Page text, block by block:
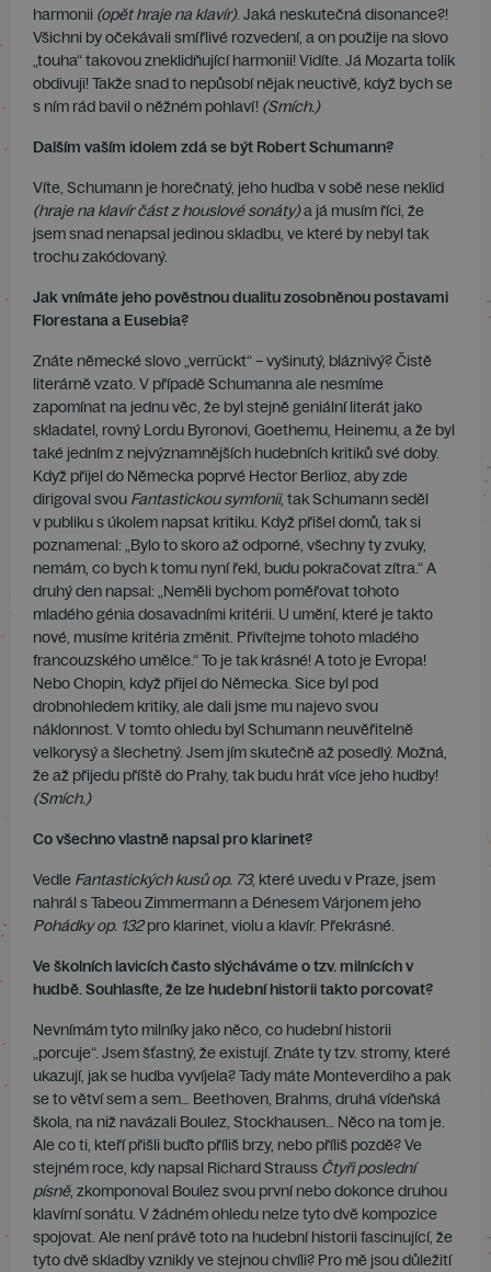
harmonii (opět hraje na klavír). Jaká neskutečná disonance?!
Všichni by očekávali smířlivé rozvedení, a on použije na slovo
„touha“ takovou zneklidňující harmonii! Vidíte. Já Mozarta tolik
obdivuji! Takže snad to nepůsobí nějak neuctivě, když bych se
s ním rád bavil o něžném pohlaví! (Smích.)
Dalším vaším idolem zdá se být Robert Schumann?
Víte, Schumann je horečnatý, jeho hudba v sobě nese neklid
(hraje na klavír část z houslové sonáty)a já musím říci, že
jsem snad nenapsal jedinou skladbu, ve které by nebyl tak
trochu zakódovaný.
Jak vnímáte jeho pověstnou dualitu zosobněnou postavami
Florestana a Eusebia?
Znáte německé slovo „verrückt“ – vyšinutý, bláznivý? Čistě
literárně vzato. V případě Schumanna ale nesmíme
zapomínat na jednu věc, že byl stejně geniální literát jako
skladatel, rovný Lordu Byronovi, Goethemu, Heinemu, a že byl
také jedním z nejvýznamnějších hudebních kritiků své doby.
Když přijel do Německa poprvé Hector Berlioz, aby zde
dirigoval svou Fantastickou symfonii, tak Schumann seděl
v publiku s úkolem napsat kritiku. Když přišel domů, tak si
poznamenal: „Bylo to skoro až odporné, všechny ty zvuky,
nemám, co bych k tomu nyní řekl, budu pokračovat zítra.“ A
druhý den napsal: „Neměli bychom poměřovat tohoto
mladého génia dosavadními kritérii. U umění, které je takto
nové, musíme kritéria změnit. Přivítejme tohoto mladého
francouzského umělce.“ To je tak krásné! A toto je Evropa!
Nebo Chopin, když přijel do Německa. Sice byl pod
drobnohledem kritiky, ale dali jsme mu najevo svou
náklonnost. V tomto ohledu byl Schumann neuvěřitelně
velkorysý a šlechetný. Jsem jím skutečně až posedlý. Možná,
že až přijedu příště do Prahy, tak budu hrát více jeho hudby!
(Smích.)
Co všechno vlastně napsal pro klarinet?
Vedle Fantastických kusů op. 73, které uvedu v Praze, jsem
nahrál s Tabeou Zimmermann a Dénesem Várjonem jeho
Pohádky op. 132pro klarinet, violu a klavír. Překrásné.
Ve školních lavicích často slýcháváme o tzv. milnících v
hudbě. Souhlasíte, že lze hudební historii takto porcovat?
Nevnímám tyto milníky jako něco, co hudební historii
„porcuje“. Jsem šťastný, že existují. Znáte ty tzv. stromy, které
ukazují, jak se hudba vyvíjela? Tady máte Monteverdiho a pak
se to větví sem a sem… Beethoven, Brahms, druhá vídeňská
škola, na niž navázali Boulez, Stockhausen… Něco na tom je.
Ale co ti, kteří přišli buďto příliš brzy, nebo příliš pozdě? Ve
stejném roce, kdy napsal Richard Strauss Čtyři poslední
písně, zkomponoval Boulez svou první nebo dokonce druhou
klavírní sonátu. V žádném ohledu nelze tyto dvě kompozice
spojovat. Ale není právě toto na hudební historii fascinující, že
tyto dvě skladby vznikly ve stejnou chvíli? Pro mě jsou důležití